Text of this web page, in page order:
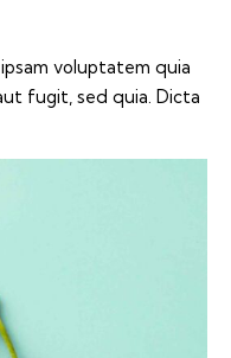
voluptatem quia
fugit, sed quia. Dicta